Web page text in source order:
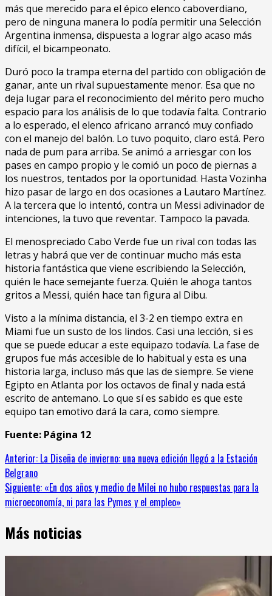
más que merecido para el épico elenco caboverdiano,
pero de ninguna manera lo podía permitir una Selección
Argentina inmensa, dispuesta a lograr algo acaso más
difícil, el bicampeonato.
Duró poco la trampa eterna del partido con obligación de
ganar, ante un rival supuestamente menor. Esa que no
deja lugar para el reconocimiento del mérito pero mucho
espacio para los análisis de lo que todavía falta. Contrario
a lo esperado, el elenco africano arrancó muy confiado
con el manejo del balón. Lo tuvo poquito, claro está. Pero
nada de pum para arriba. Se animó a arriesgar con los
pases en campo propio y le comió un poco de piernas a
los nuestros, tentados por la oportunidad. Hasta Vozinha
hizo pasar de largo en dos ocasiones a Lautaro Martínez.
A la tercera que lo intentó, contra un Messi adivinador de
intenciones, la tuvo que reventar. Tampoco la pavada.
El menospreciado Cabo Verde fue un rival con todas las
letras y habrá que ver de continuar mucho más esta
historia fantástica que viene escribiendo la Selección,
quién le hace semejante fuerza. Quién le ahoga tantos
gritos a Messi, quién hace tan figura al Dibu.
Visto a la mínima distancia, el 3-2 en tiempo extra en
Miami fue un susto de los lindos. Casi una lección, si es
que se puede educar a este equipazo todavía. La fase de
grupos fue más accesible de lo habitual y esta es una
historia larga, incluso más que las de siempre. Se viene
Egipto en Atlanta por los octavos de final y nada está
escrito de antemano. Lo que sí es sabido es que este
equipo tan emotivo dará la cara, como siempre.
Fuente: Página 12
Sigue
leyendo
Anterior: La Diseña de invierno: una nueva edición llegó a la Estación
Belgrano
Siguiente: «En dos años y medio de Milei no hubo respuestas para la
microeconomía, ni para las Pymes y el empleo»
Más noticias